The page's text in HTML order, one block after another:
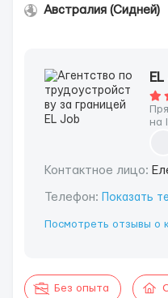
Австралия (Сидней)
на
Контактное лицо:
Телефон: Показать
Посмотреть отзывы
Без опыта